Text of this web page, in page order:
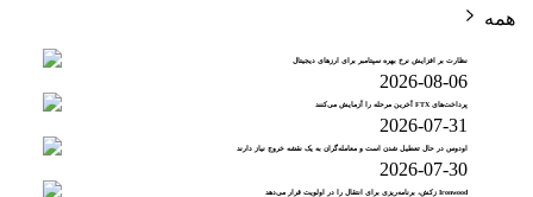
همه
نظارت بر افزایش نرخ بهره سپتامبر برای ارزهای دیجیتال
2026-08-06
پرداخت‌های FTX آخرین مرحله را آزمایش می‌کنند
2026-07-31
اودوس در حال تعطیل شدن است و معامله‌گران به یک نقشه خروج نیاز دارند
2026-07-30
Ironwood زکش، برنامه‌ریزی برای انتقال را در اولویت قرار می‌دهد